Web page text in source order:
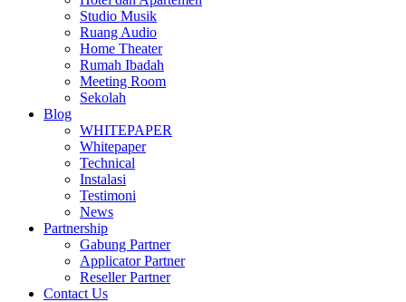
Studio Musik
Ruang Audio
Home Theater
Rumah Ibadah
Meeting Room
Sekolah
Blog
WHITEPAPER
Whitepaper
Technical
Instalasi
Testimoni
News
Partnership
Gabung Partner
Applicator Partner
Reseller Partner
Contact Us